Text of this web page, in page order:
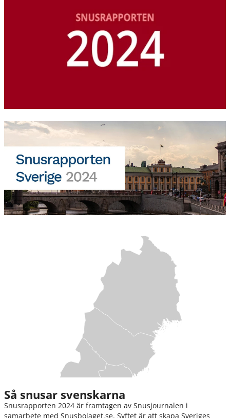
Så snusar svenskarna
Snusrapporten 2024 är framtagen av Snusjournalen i
samarbete med Snusbolaget.se. Syftet är att skapa Sveriges